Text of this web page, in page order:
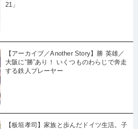
21」
【アーカイブ／Another Story】勝 英雄／
大阪に“勝”あり！ いくつものわらじで奔走
する鉄人プレーヤー
【板垣孝司】家族と歩んだドイツ生活。子